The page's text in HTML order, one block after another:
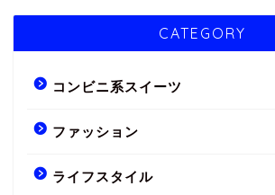
CATEGORY
コンビニ系スイーツ
ファッション
ライフスタイル